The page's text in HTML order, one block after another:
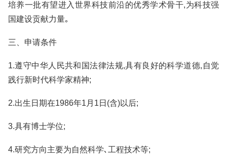
培养一批有望进入世界科技前沿的优秀学术骨干,为科技强
国建设贡献力量｡
三、申请条件
1.遵守中华人民共和国法律法规,具有良好的科学道德,自觉
践行新时代科学家精神;
2.出生日期在1986年1月1日(含)以后;
3.具有博士学位;
4.研究方向主要为自然科学､工程技术等;